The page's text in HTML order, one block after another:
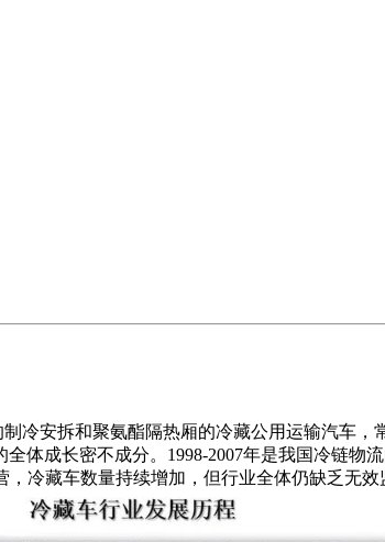
安拆和聚氨酯隔热厢的冷藏公用运输汽车，
体成长密不成分。1998-2007年是我国冷链物
冷藏车数量持续增加，但行业全体仍缺乏无